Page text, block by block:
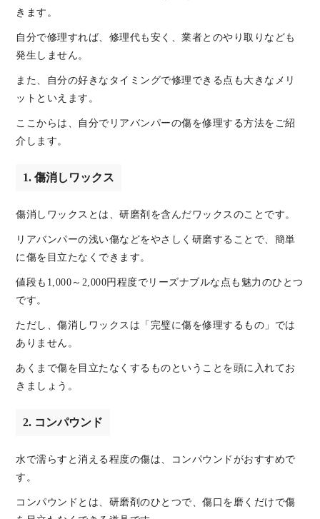
きます。
自分で修理すれば、修理代も安く、業者とのやり取りなども
発生しません。
また、自分の好きなタイミングで修理できる点も大きなメリ
ットといえます。
ここからは、自分でリアバンパーの傷を修理する方法をご紹
介します。
1. 傷消しワックス
傷消しワックスとは、研磨剤を含んだワックスのことです。
リアバンパーの浅い傷などをやさしく研磨することで、簡単
に傷を目立たなくできます。
値段も1,000～2,000円程度でリーズナブルな点も魅力のひとつ
です。
ただし、傷消しワックスは「完璧に傷を修理するもの」では
ありません。
あくまで傷を目立たなくするものということを頭に入れてお
きましょう。
2. コンパウンド
水で濡らすと消える程度の傷は、コンパウンドがおすすめで
す。
コンパウンドとは、研磨剤のひとつで、傷口を磨くだけで傷